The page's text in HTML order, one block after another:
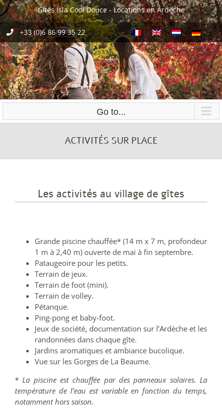
Skip
to
content
Gîtes Isla Cool Douce - Locations en Ardèche
+33 (0)6 86 99 35 22
Go to...
ACTIVITÉS SUR PLACE
Les activités au village de gîtes
Grande piscine chauffée* (14 m x 7 m, profondeur
1 m à 2,40 m) ouverte de mai à fin septembre.
Pataugeoire pour les petits.
Terrain de jeux.
Terrain de foot (mini).
Terrain de volley.
Pétanque.
Ping-pong et baby-foot.
Jeux de société, documentation sur l’Ardèche et les
randonnées dans chaque gîte.
Jardins aromatiques et ambiance bucolique.
Vue sur les Gorges de La Beaume.
*La piscine est chauffée par des panneaux solaires. La
température de l’eau est variable en fonction du temps,
notamment hors saison.